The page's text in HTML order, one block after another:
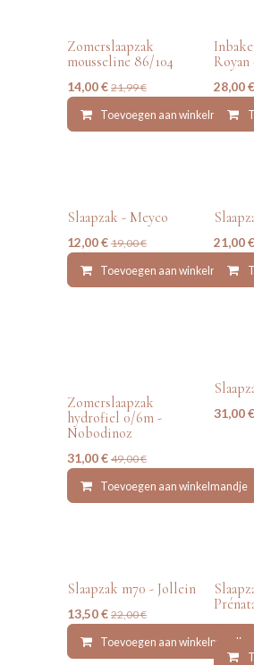
tweedehands
Zomerslaapzak
mousseline 86/104
14,00€ 21,99€
Toevoegen aan winkelmandje
28,00€
tweedehands
Slaapzak - Meyco
12,00€ 19,00€
Toevoegen aan winkelmandje
21,00€
tweedehands
Zomerslaapzak
hydrofiel 0/6m -
Nobodinoz
31,00€ 49,00€
Toevoegen aan winkelmandje
31,00€
tweedehands
Slaapzak m70 - Jollein
13,50€ 22,00€
Toevoegen aan winkelmandje
12,50